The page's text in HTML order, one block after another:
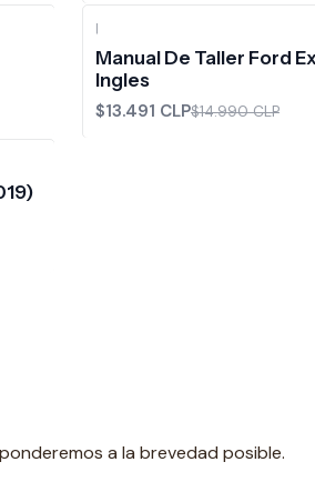
|
Manual De Taller Ford
Ingles
$13.491 CLP$14.990 CLP
a la brevedad posible.